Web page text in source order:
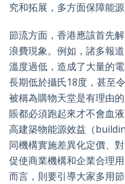
究和拓展，多方面保障能源
節流方面，香港應該首先
浪費現象。例如，諸多報
溫度過低，造成了大量的
長期低於攝氏18度，甚至
被稱為購物天堂是有理由
賬都必須跑起來才不會血
高建築物能源效益（
同機構實施差異化定價、
促使商業機構和企業合理
而言，則要引導大家多用